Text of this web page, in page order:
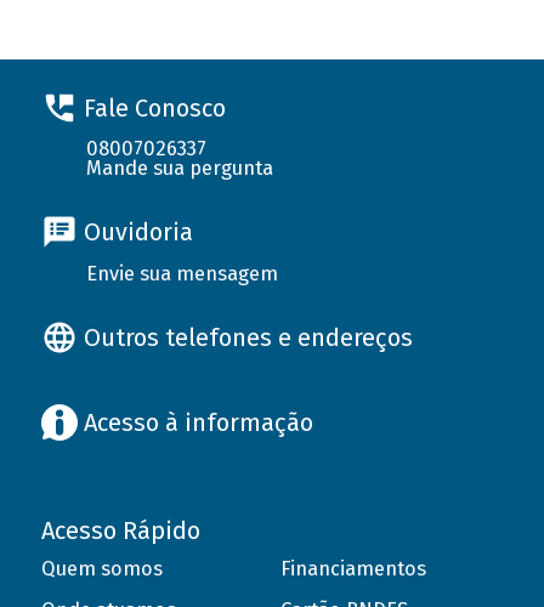
Fale Conosco
08007026337
Mande sua pergunta
Ouvidoria
Envie sua mensagem
Outros telefones e endereços
Acesso à informação
Acesso Rápido
Quem somos
Financiamentos